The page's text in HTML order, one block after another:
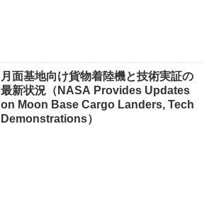
月面基地向け貨物着陸機と技術実証の
最新状況（NASA Provides Updates
on Moon Base Cargo Landers, Tech
Demonstrations）